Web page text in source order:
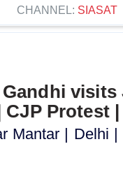
CHANNEL: SIASAT
visits
CJP Protest
Mantar | Delhi